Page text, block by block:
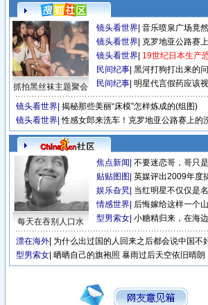
抓拍黑丝袜主题聚会
镜头看世界 音乐喷泉广场竟
镜头看世界 克罗地亚公路赛
镜头看世界 19世纪日本生产
民间纪事 黑河打狗打出来的
民间纪事 明星代言假药应该
镜头看世界 揭秘那些美丽“床模”怎样炼成的(组图)
镜头看世界 性感女郎来洗车！克罗地亚公路赛上的
每天在吞别人口水
焦点新闻 不要迷恋哥，哥只
贴贴图图 英媒评出2009年度
娱乐旮旯 当红明星不仅仅是
情感世界 后悔嫁给这样一个
型男索女 小糖精归来，在海
漂在海外 为什么出过国的人回来之后都会说中国不
型男索女 晒晒自己的旗袍照 暴雨过后天空依旧晴朗